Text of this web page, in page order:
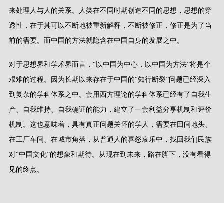
来处理人与人的关系。人类在不同时期创造不同的思想，思想的穿
透性，在于其可以不断地被重新解释，不断被修正，修正是为了当
前的需要。而中国的方法就隐含在中国自身的发展之中。
对于思想界和学术界而言， “以中国为中心，以中国为方法”将是个
艰难的过程。因为长期以来存在于中国的“知行断裂”问题已经深入
到复杂的学科体系之中。套用西方理论的学科体系已经有了自我生
产、自我维持、自我确证的能力，建立了一套利益分享机制和评价
机制。这也意味着，具有真正问题关怀的学人，需要在田间地头、
在工厂车间、在城市角落，从普通人的喜怒哀乐中，找回我们民族
对“中国文化”的想象和期待。从现在到未来，路在脚下，没有看得
见的终点。